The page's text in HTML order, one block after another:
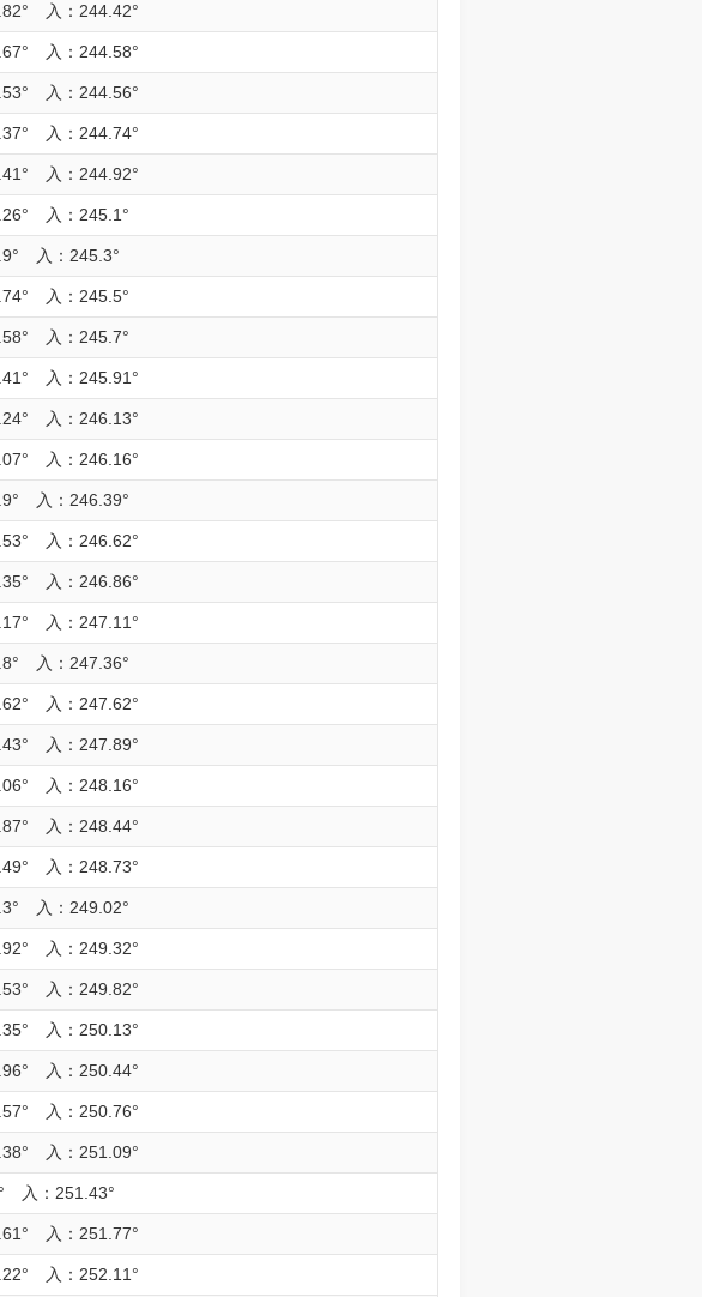
入：244.42°
入：244.58°
入：244.56°
入：244.74°
入：244.92°
入：245.1°
入：245.3°
入：245.5°
入：245.7°
入：245.91°
入：246.13°
入：246.16°
入：246.39°
入：246.62°
入：246.86°
入：247.11°
入：247.36°
入：247.62°
入：247.89°
入：248.16°
入：248.44°
入：248.73°
入：249.02°
入：249.32°
入：249.82°
入：250.13°
入：250.44°
入：250.76°
入：251.09°
入：251.43°
入：251.77°
入：252.11°